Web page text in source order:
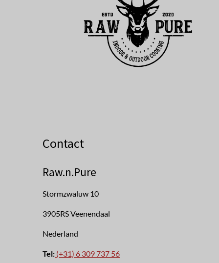
Contact
Raw.n.Pure
Stormzwaluw 10
3905RS Veenendaal
Nederland
Tel: (+31) 6 309 737 56